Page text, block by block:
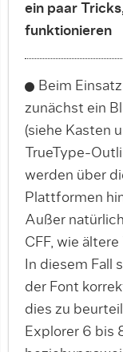
ein paar
funktionieren
Beim
zunächst ein
(siehe Kas­ten
TrueType-
werden über
Plattformen
Außer
CFF, wie
In diesem Fall
der Font
dies zu
Explorer 6 bis